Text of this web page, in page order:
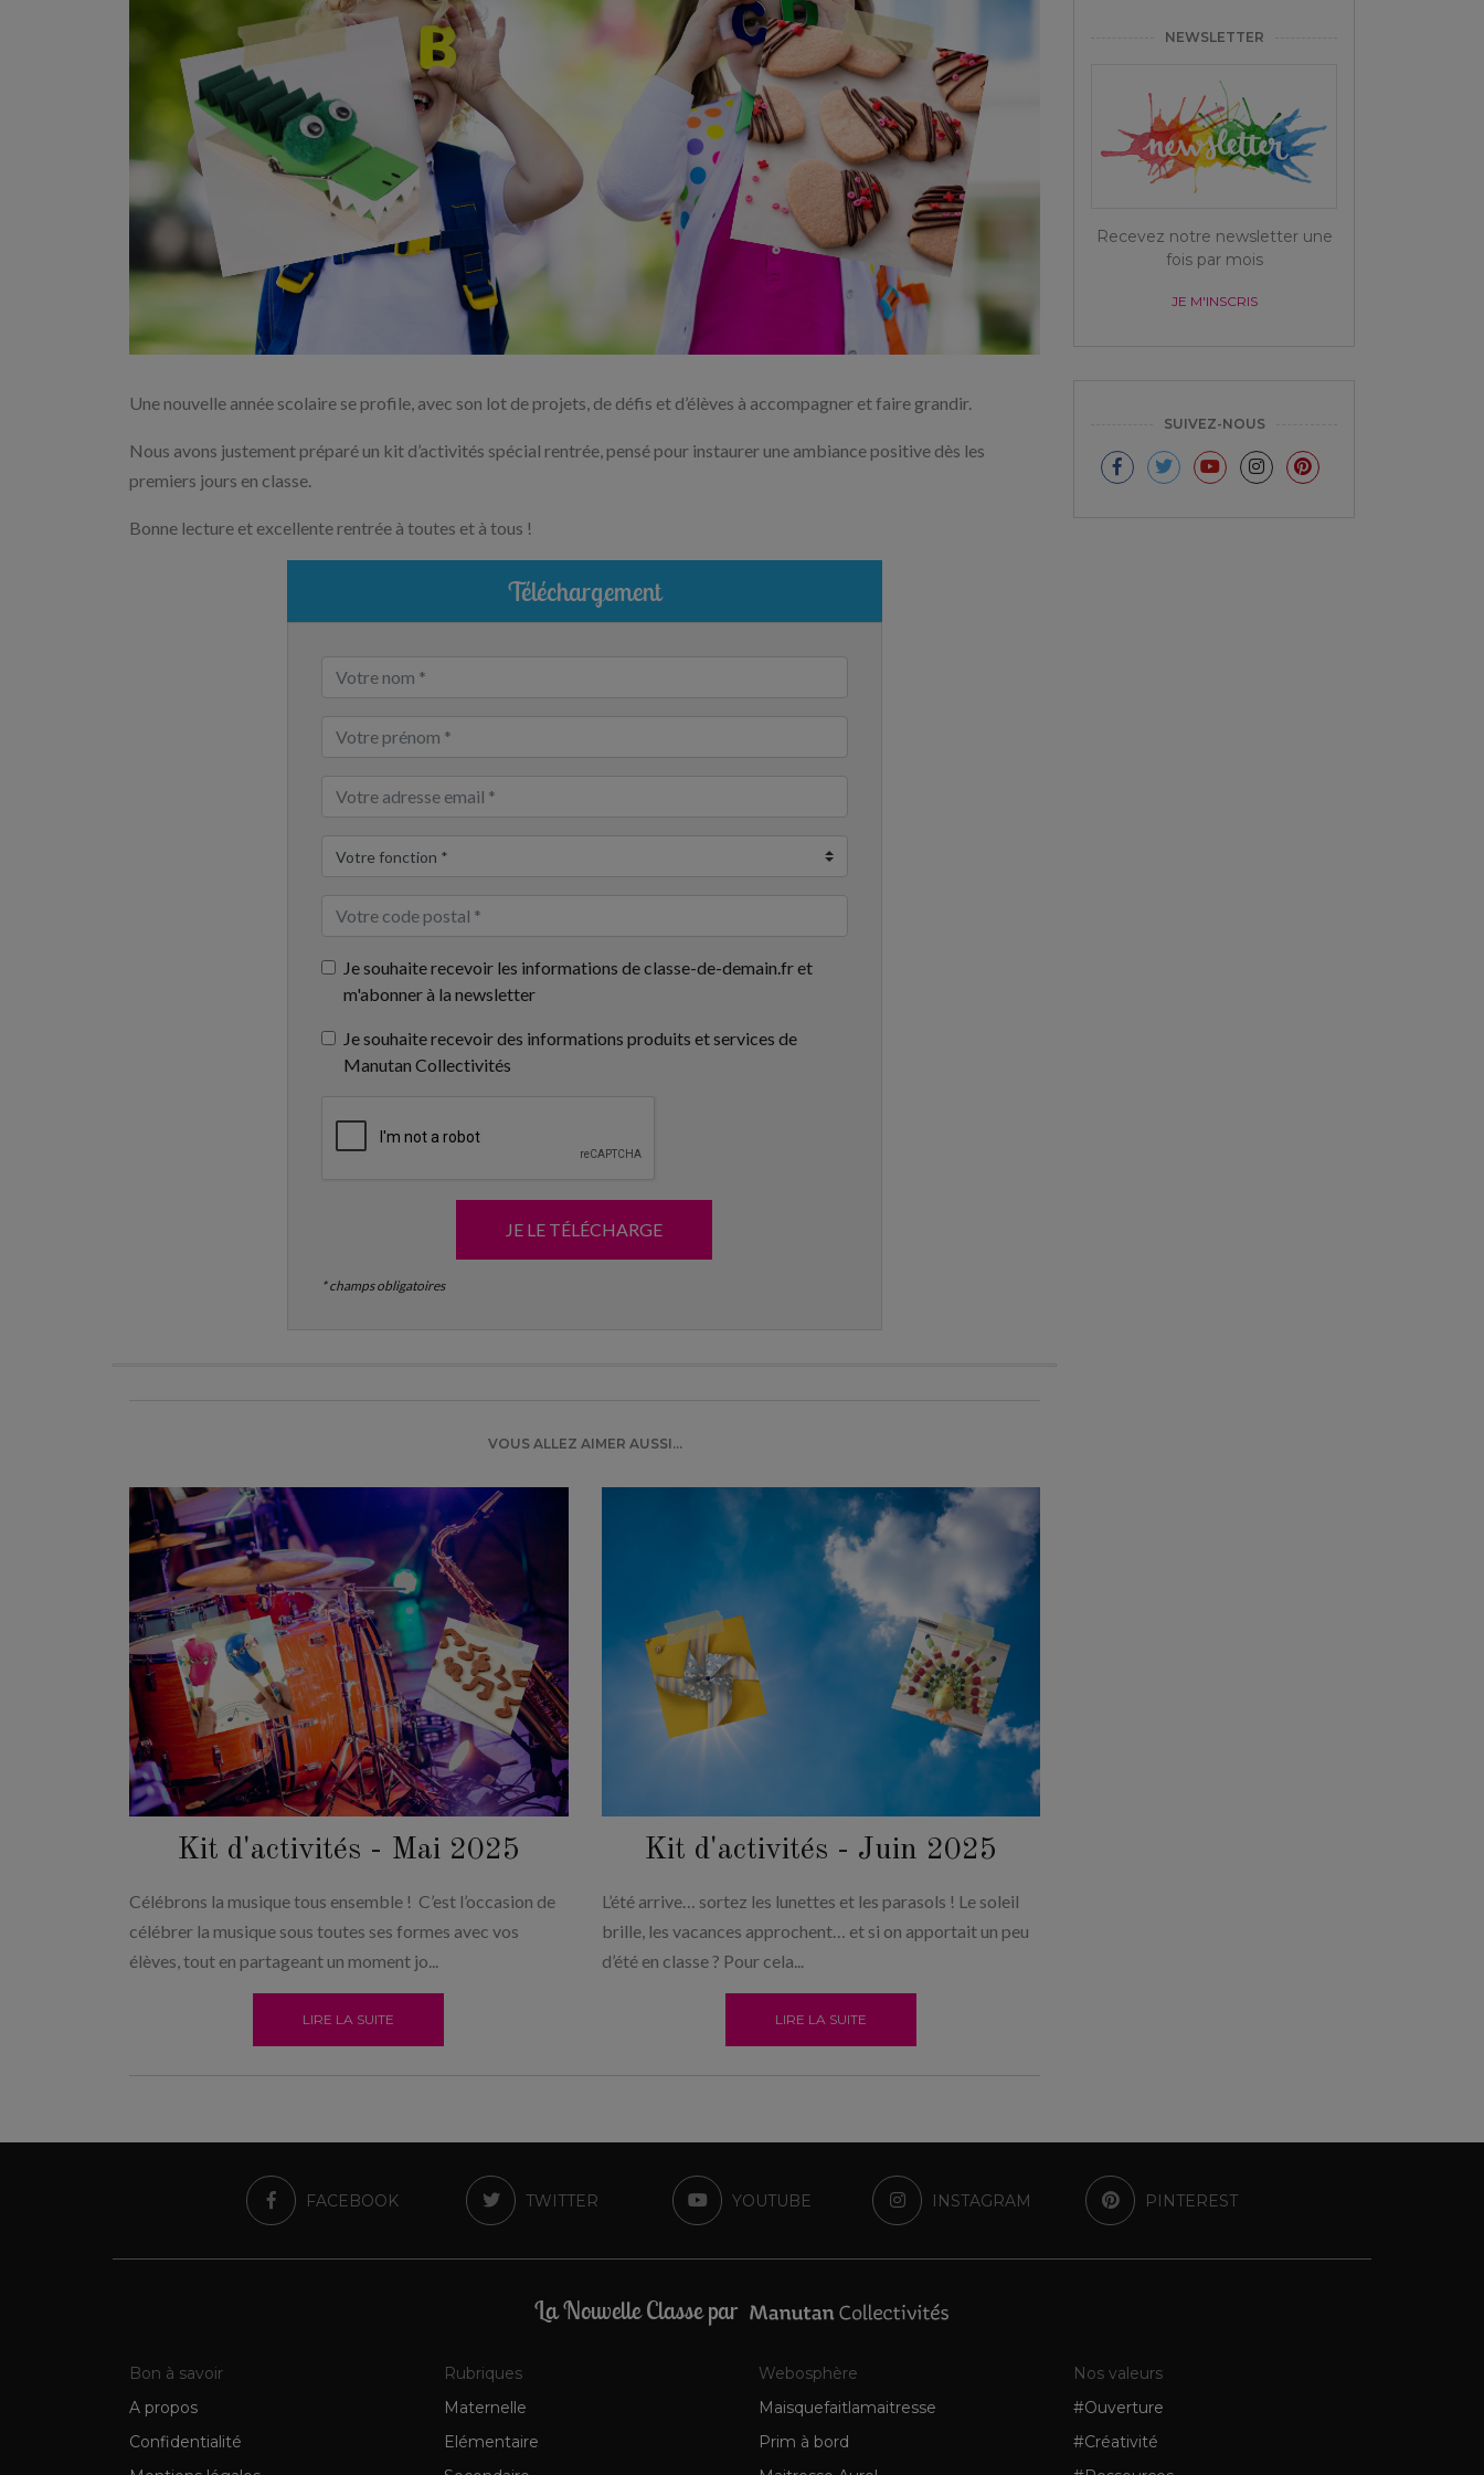
Une nouvelle année scolaire se profile, avec son lot de projets, de défis et d’élèves à accompagner et faire grandir.
Nous avons justement préparé un kit d’activités spécial rentrée, pensé pour instaurer une ambiance positive dès les
premiers jours en classe.
Bonne lecture et excellente rentrée à toutes et à tous !
Téléchargement
Je souhaite recevoir les informations de classe-de-demain.fr et
m'abonner à la newsletter
Je souhaite recevoir des informations produits et services de
Manutan Collectivités
JE LE TÉLÉCHARGE
* champs obligatoires
VOUS ALLEZ AIMER AUSSI...
Kit d'activités - Mai 2025
Célébrons la musique tous ensemble ! C’est l’occasion de
célébrer la musique sous toutes ses formes avec vos
élèves, tout en partageant un moment jo...
LIRE LA SUITE
Kit d'activités - Juin 2025
L’été arrive… sortez les lunettes et les parasols ! Le soleil
brille, les vacances approchent… et si on apportait un peu
d’été en classe ? Pour cela...
LIRE LA SUITE
NEWSLETTER
Recevez notre newsletter une
fois par mois
JE M'INSCRIS
SUIVEZ-NOUS
FACEBOOK TWITTER YOUTUBE INSTAGRAM PINTEREST
La Nouvelle Classe par
Bon à savoir
A propos
Confidentialité
Rubriques
Maternelle
Elémentaire
Webosphère
Maisquefaitlamaitresse
Prim à bord
Nos valeurs
#Ouverture
#Créativité